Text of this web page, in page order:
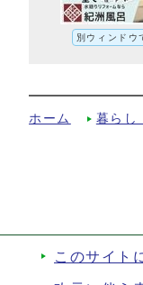
別ウィンドウ
ホーム 暮ら
このサイト